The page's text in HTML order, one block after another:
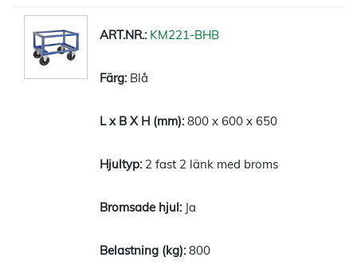
KM221-BHB
Blå
800 x 600 x 650
2 fast 2 länk med broms
Ja
800